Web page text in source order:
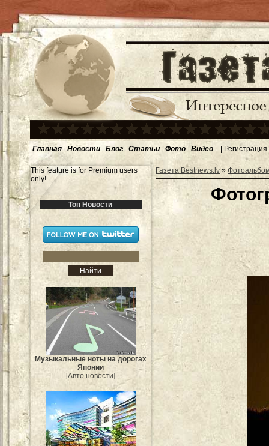
Главная Новости Блог Статьи Фото Видео | Регистрация
This feature is for Premium users
only!
Топ Новости
Музыкальные ноты на дорогах
Японии
[Авто новости]
Газета Bestnews.lv»